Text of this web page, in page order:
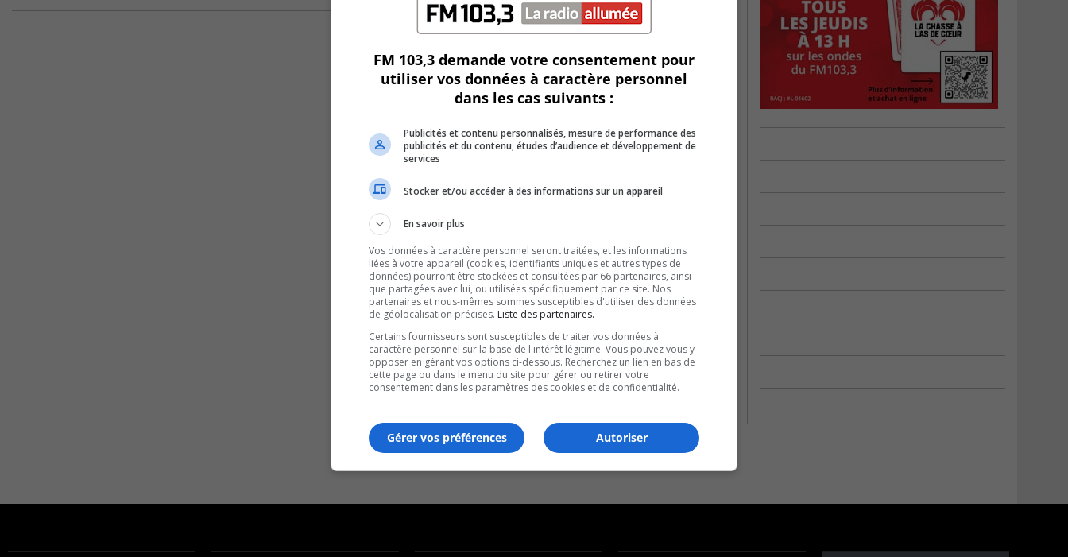
FM 103,3 demande votre consentement pour
utiliser vos données à caractère personnel
dans les cas suivants :
Publicités et contenu personnalisés, mesure de performance des
publicités et du contenu, études d’audience et développement de
services
Stocker et/ou accéder à des informations sur un appareil
En savoir plus
Vos données à caractère personnel seront traitées, et les informations
liées à votre appareil (cookies, identifiants uniques et autres types de
données) pourront être stockées et consultées par 66 partenaires, ainsi
que partagées avec lui, ou utilisées spécifiquement par ce site. Nos
partenaires et nous-mêmes sommes susceptibles d'utiliser des données
de géolocalisation précises. Liste des partenaires.
Certains fournisseurs sont susceptibles de traiter vos données à
caractère personnel sur la base de l'intérêt légitime. Vous pouvez vous y
opposer en gérant vos options ci-dessous. Recherchez un lien en bas de
cette page ou dans le menu du site pour gérer ou retirer votre
consentement dans les paramètres des cookies et de confidentialité.
Autoriser
Gérer vos préférences